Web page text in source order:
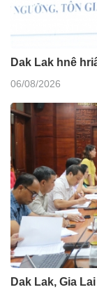
Dak Lak hnê
06/08/2026
Dak Lak, Gia